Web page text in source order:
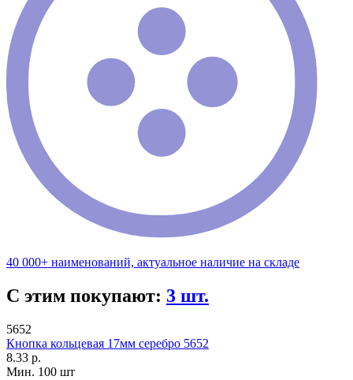
40 000+ наименований, актуальное наличие на складе
С этим покупают: 3 шт.
5652
Кнопка кольцевая 17мм серебро 5652
8.33 р.
Мин. 100 шт